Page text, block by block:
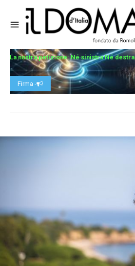
La nostra petizione: Né sinistra Né destra
Firma -